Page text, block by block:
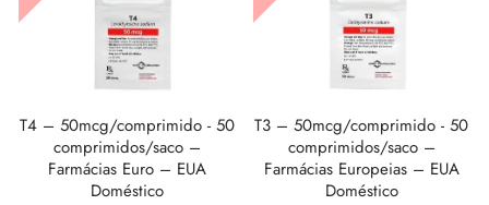
T4 – 50mcg/comprimido - 50
comprimidos/saco –
Farmácias Euro – EUA
Doméstico
T3 – 50mcg/comprimido - 50
comprimidos/saco –
Farmácias Europeias – EUA
Doméstico